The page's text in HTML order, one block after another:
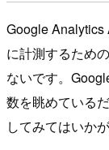
Google Analytics
に計測するため
ないです。
数を眺めている
してみてはいか